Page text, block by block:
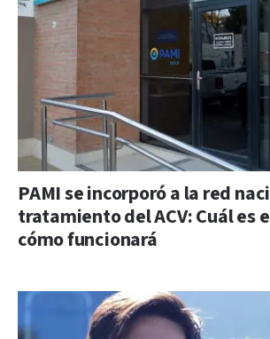
PAMI se incorporó a la red
tratamiento del ACV: Cuál es
cómo funcionará